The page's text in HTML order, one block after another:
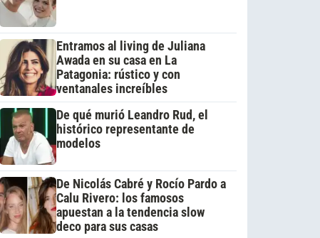
Entramos al living de Juliana
Awada en su casa en La
Patagonia: rústico y con
ventanales increíbles
De qué murió Leandro Rud, el
histórico representante de
modelos
De Nicolás Cabré y Rocío Pardo a
Calu Rivero: los famosos
apuestan a la tendencia slow
deco para sus casas